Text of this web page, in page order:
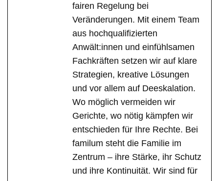
fairen Regelung bei
Veränderungen. Mit einem Team
aus hochqualifizierten
Anwält:innen und einfühlsamen
Fachkräften setzen wir auf klare
Strategien, kreative Lösungen
und vor allem auf Deeskalation.
Wo möglich vermeiden wir
Gerichte, wo nötig kämpfen wir
entschieden für Ihre Rechte. Bei
familum steht die Familie im
Zentrum – ihre Stärke, ihr Schutz
und ihre Kontinuität. Wir sind für